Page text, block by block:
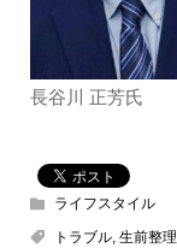
⻑谷川 正芳氏
ライフスタイル
トラブル, 生前整理